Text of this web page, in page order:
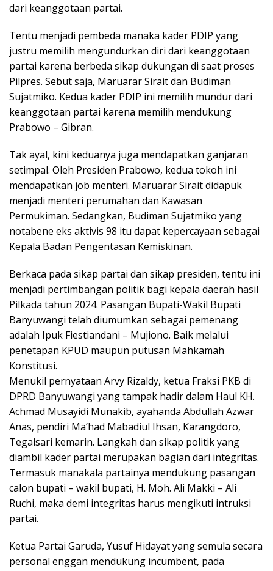
dari keanggotaan partai.
Tentu menjadi pembeda manaka kader PDIP yang
justru memilih mengundurkan diri dari keanggotaan
partai karena berbeda sikap dukungan di saat proses
Pilpres. Sebut saja, Maruarar Sirait dan Budiman
Sujatmiko. Kedua kader PDIP ini memilih mundur dari
keanggotaan partai karena memilih mendukung
Prabowo – Gibran.
Tak ayal, kini keduanya juga mendapatkan ganjaran
setimpal. Oleh Presiden Prabowo, kedua tokoh ini
mendapatkan job menteri. Maruarar Sirait didapuk
menjadi menteri perumahan dan Kawasan
Permukiman. Sedangkan, Budiman Sujatmiko yang
notabene eks aktivis 98 itu dapat kepercayaan sebagai
Kepala Badan Pengentasan Kemiskinan.
Berkaca pada sikap partai dan sikap presiden, tentu ini
menjadi pertimbangan politik bagi kepala daerah hasil
Pilkada tahun 2024. Pasangan Bupati-Wakil Bupati
Banyuwangi telah diumumkan sebagai pemenang
adalah Ipuk Fiestiandani – Mujiono. Baik melalui
penetapan KPUD maupun putusan Mahkamah
Konstitusi.
Menukil pernyataan Arvy Rizaldy, ketua Fraksi PKB di
DPRD Banyuwangi yang tampak hadir dalam Haul KH.
Achmad Musayidi Munakib, ayahanda Abdullah Azwar
Anas, pendiri Ma’had Mabadiul Ihsan, Karangdoro,
Tegalsari kemarin. Langkah dan sikap politik yang
diambil kader partai merupakan bagian dari integritas.
Termasuk manakala partainya mendukung pasangan
calon bupati – wakil bupati, H. Moh. Ali Makki – Ali
Ruchi, maka demi integritas harus mengikuti intruksi
partai.
Ketua Partai Garuda, Yusuf Hidayat yang semula secara
personal enggan mendukung incumbent, pada